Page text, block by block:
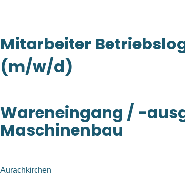
Mitarbeiter
(m/w/d)
Wareneingang / -
Maschinenbau
Aurachkirchen